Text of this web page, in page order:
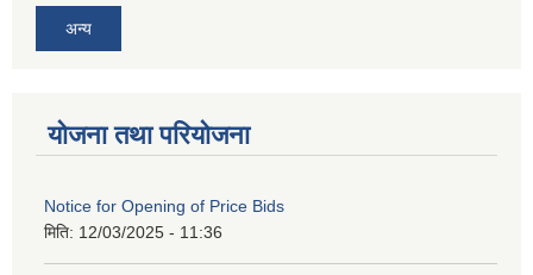
अन्य
योजना तथा परियोजना
Notice for Opening of Price Bids
मिति: 12/03/2025 - 11:36